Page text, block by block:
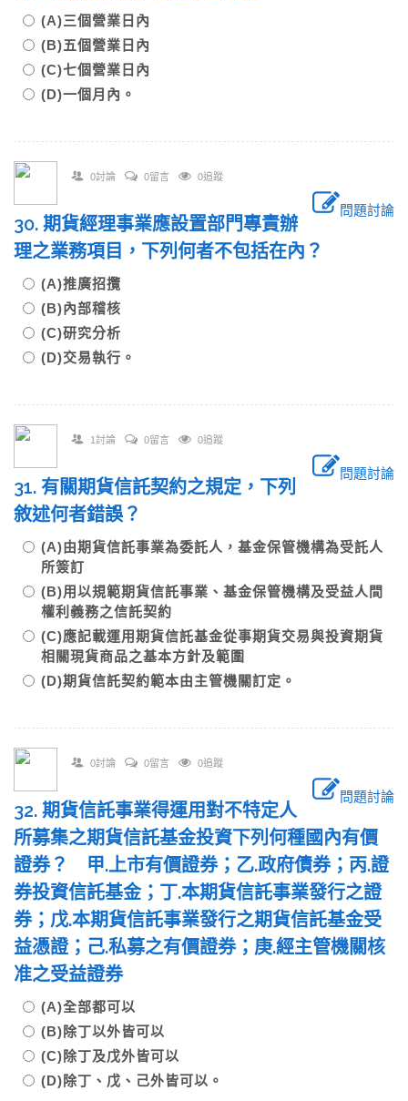
(A)三個營業日內
(B)五個營業日內
(C)七個營業日內
(D)一個月內。
0討論 0留言 0追蹤
問題討論
30. 期貨經理事業應設置部門專責辦
理之業務項目，下列何者不包括在內？
(A)推廣招攬
(B)內部稽核
(C)研究分析
(D)交易執行。
1討論 0留言 0追蹤
問題討論
31. 有關期貨信託契約之規定，下列
敘述何者錯誤？
(A)由期貨信託事業為委託人，基金保管機構為受託人
所簽訂
(B)用以規範期貨信託事業、基金保管機構及受益人間
權利義務之信託契約
(C)應記載運用期貨信託基金從事期貨交易與投資期貨
相關現貨商品之基本方針及範圍
(D)期貨信託契約範本由主管機關訂定。
0討論 0留言 0追蹤
問題討論
32. 期貨信託事業得運用對不特定人
所募集之期貨信託基金投資下列何種國內有價
證券？ 甲.上市有價證券；乙.政府債券；丙.證
券投資信託基金；丁.本期貨信託事業發行之證
券；戊.本期貨信託事業發行之期貨信託基金受
益憑證；己.私募之有價證券；庚.經主管機關核
准之受益證券
(A)全部都可以
(B)除丁以外皆可以
(C)除丁及戊外皆可以
(D)除丁、戊、己外皆可以。